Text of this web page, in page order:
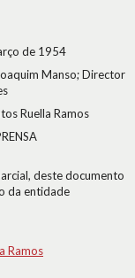
de 1954
Manso; Director
Ruella Ramos
deste documento
da entidade
Ramos